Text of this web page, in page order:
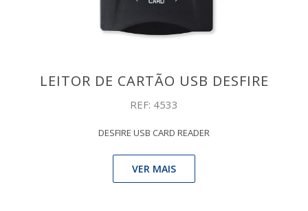
LEITOR DE CARTÃO USB DESFIRE
REF: 4533
DESFIRE USB CARD READER
VER MAIS